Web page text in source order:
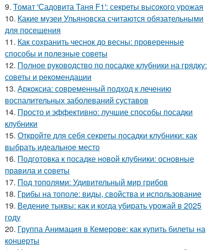
9. Томат 'Садовита Таня F1': секреты высокого урожая
10. Какие музеи Ульяновска считаются обязательными
для посещения
11. Как сохранить чеснок до весны: проверенные
способы и полезные советы
12. Полное руководство по посадке клубники на грядку:
советы и рекомендации
13. Аркоксиа: современный подход к лечению
воспалительных заболеваний суставов
14. Просто и эффективно: лучшие способы посадки
клубники
15. Откройте для себя секреты посадки клубники: как
выбрать идеальное место
16. Подготовка к посадке новой клубники: основные
правила и советы
17. Под тополями: Удивительный мир грибов
18. Грибы на тополе: виды, свойства и использование
19. Ведение тыквы: как и когда убирать урожай в 2025
году
20. Группа Анимация в Кемерове: как купить билеты на
концерты